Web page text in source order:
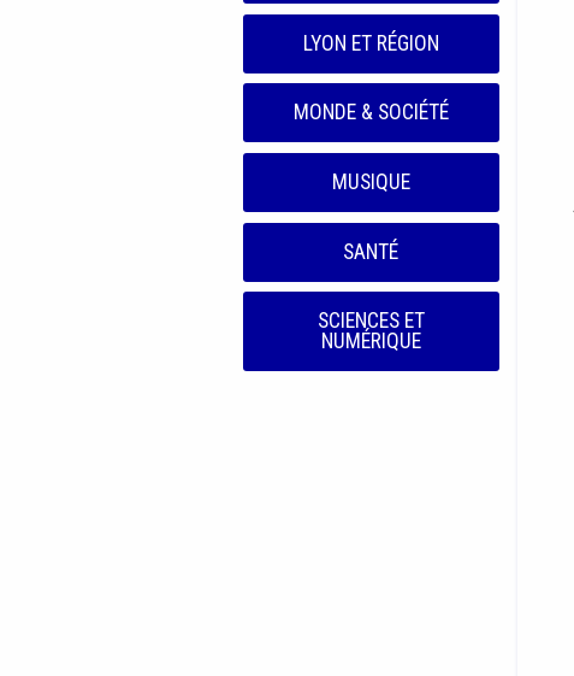
LYON ET RÉGION
MONDE & SOCIÉTÉ
MUSIQUE
SANTÉ
SCIENCES ET
NUMÉRIQUE